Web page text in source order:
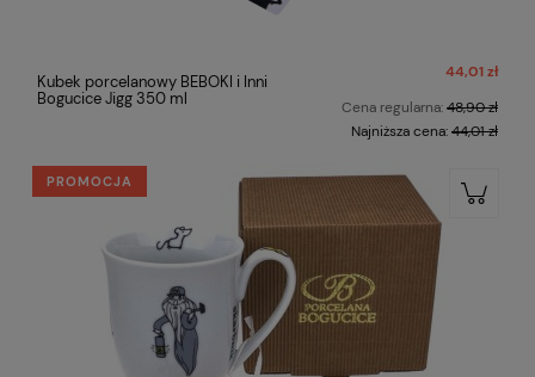
Kubek porcelanowy BEBOKI i Inni
Bogucice Jigg 350 ml
44,01 zł
Cena regularna:48,90 zł
Najniższa cena:44,01 zł
PROMOCJA